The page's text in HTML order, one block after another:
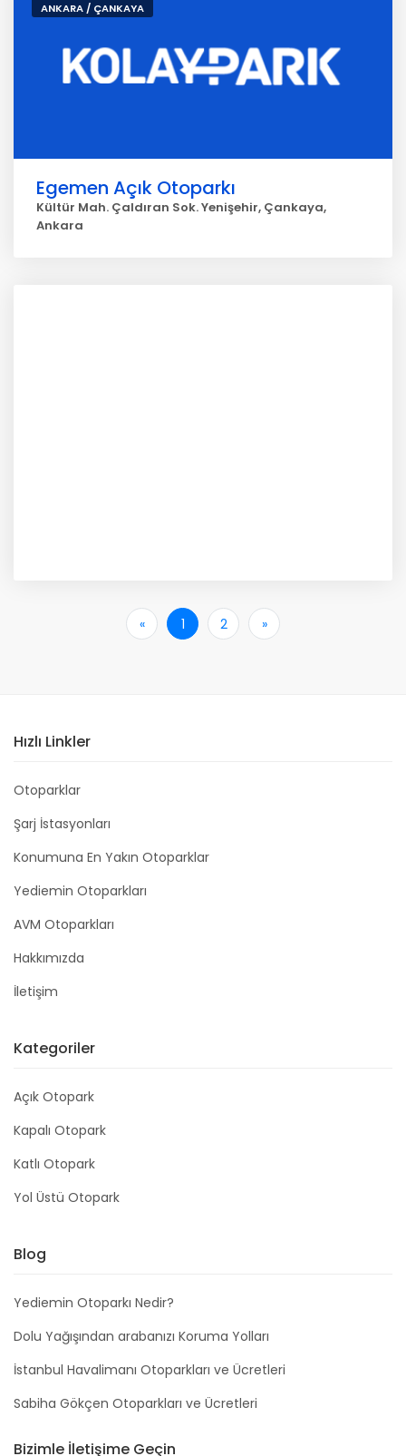
ANKARA / ÇANKAYA
Egemen Açık Otoparkı
Kültür Mah. Çaldıran Sok. Yenişehir, Çankaya,
Ankara
«İlk 1 2 »Son
Hızlı Linkler
Otoparklar
Şarj İstasyonları
Konumuna En Yakın Otoparklar
Yediemin Otoparkları
AVM Otoparkları
Hakkımızda
İletişim
Kategoriler
Açık Otopark
Kapalı Otopark
Katlı Otopark
Yol Üstü Otopark
Blog
Yediemin Otoparkı Nedir?
Dolu Yağışından arabanızı Koruma Yolları
İstanbul Havalimanı Otoparkları ve Ücretleri
Sabiha Gökçen Otoparkları ve Ücretleri
Bizimle İletişime Geçin